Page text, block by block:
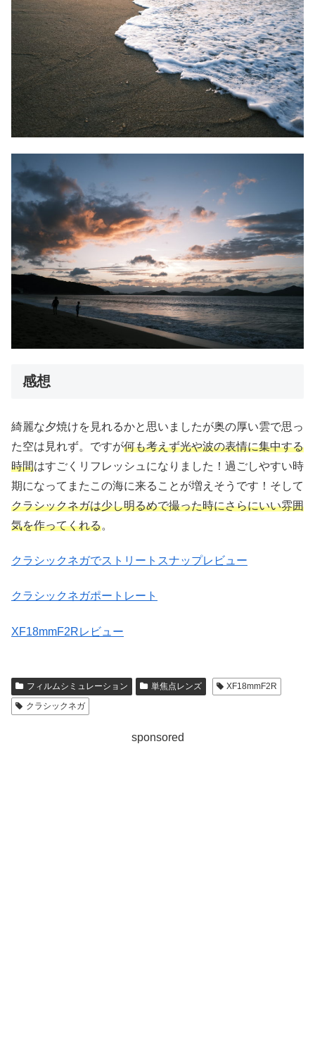
感想
綺麗な夕焼けを見れるかと思いましたが奥の厚い雲で思っ
た空は見れず。ですが何も考えず光や波の表情に集中する
時間はすごくリフレッシュになりました！過ごしやすい時
期になってまたこの海に来ることが増えそうです！そして
クラシックネガは少し明るめで撮った時にさらにいい雰囲
気を作ってくれる。
クラシックネガでストリートスナップレビュー
クラシックネガポートレート
XF18mmF2Rレビュー
フィルムシミュレーション 単焦点レンズ
XF18mmF2R
クラシックネガ
sponsored